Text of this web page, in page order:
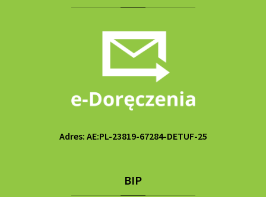
Adres: AE:PL-23819-67284-DETUF-25
BIP